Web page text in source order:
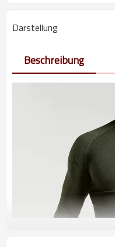
Darstellung
Beschreibung